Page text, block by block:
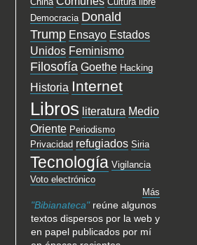
Democracia Donald
Trump Ensayo Estados
Unidos Feminismo
Filosofía Goethe Hacking
Historia Internet
Libros literatura Medio
Oriente Periodismo
Privacidad refugiados Siria
Tecnología Vigilancia
Voto electrónico
Más
"Bibianateca"reúne algunos
textos dispersos por la web y
en papel publicados por mí